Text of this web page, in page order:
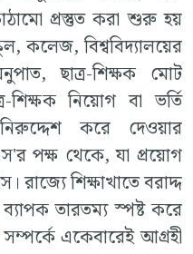
প্রস্তুত করা শুরু হয়
কলেজ, বিশ্ববিদ্যালয়ের
ছাত্র-শিক্ষক মোট
শিক্ষক নিয়োগ বা ভর্তি
নিরুদ্দেশ করে দেওয়ার
পক্ষ থেকে, যা প্রয়োগ
রাজ্যে শিক্ষাখাতে বরাদ্দ
তারতম্য স্পষ্ট করে
একেবারেই আগ্রহী